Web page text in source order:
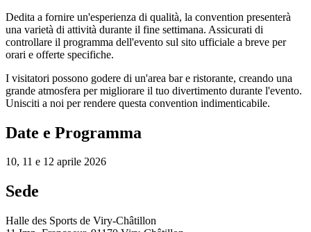
Dedita a fornire un'esperienza di qualità, la convention presenterà
una varietà di attività durante il fine settimana. Assicurati di
controllare il programma dell'evento sul sito ufficiale a breve per
orari e offerte specifiche.
I visitatori possono godere di un'area bar e ristorante, creando una
grande atmosfera per migliorare il tuo divertimento durante l'evento.
Unisciti a noi per rendere questa convention indimenticabile.
Date e Programma
10, 11 e 12 aprile 2026
Sede
Halle des Sports de Viry-Châtillon